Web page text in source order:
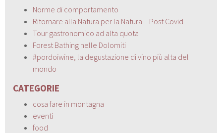
Norme di comportamento
Ritornare alla Natura per la Natura – Post Covid
Tour gastronomico ad alta quota
Forest Bathing nelle Dolomiti
#pordoiwine, la degustazione di vino più alta del
mondo
CATEGORIE
cosa fare in montagna
eventi
food